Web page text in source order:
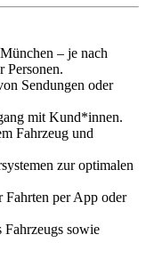
– je nach
Personen.
Sendungen oder
mit Kund*innen.
Fahrzeug und
zur optimalen
per App oder
Fahrzeugs sowie